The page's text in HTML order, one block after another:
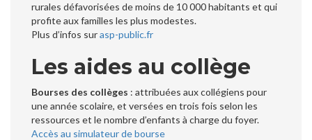
rurales défavorisées de moins de 10 000 habitants et qui
profite aux familles les plus modestes.
Plus d’infos surasp-public.fr
Les aides au collège
Bourses des collèges : attribuées aux collégiens pour
une année scolaire, et versées en trois fois selon les
ressources et le nombre d’enfants à charge du foyer.
Accès au simulateur de bourse